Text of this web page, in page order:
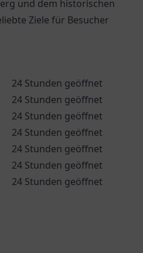
und dem historischen
Ziele für Besucher
24 Stunden geöffnet
24 Stunden geöffnet
24 Stunden geöffnet
24 Stunden geöffnet
24 Stunden geöffnet
24 Stunden geöffnet
24 Stunden geöffnet